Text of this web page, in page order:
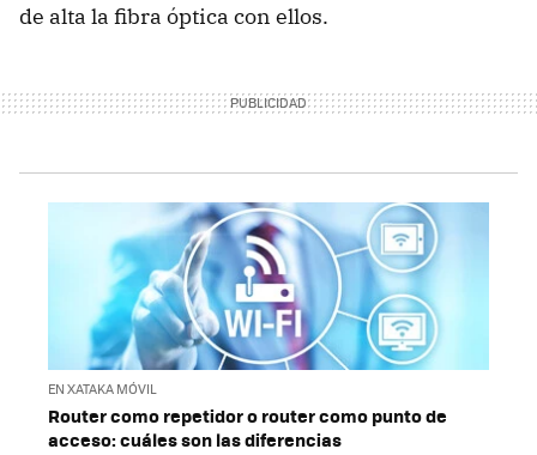
de alta la fibra óptica con ellos.
EN XATAKA MÓVIL
Router como repetidor o router como punto de
acceso: cuáles son las diferencias